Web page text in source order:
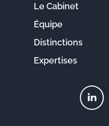
Le Cabinet
Équipe
Distinctions
Expertises